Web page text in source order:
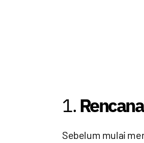
1.
Sebelum mulai